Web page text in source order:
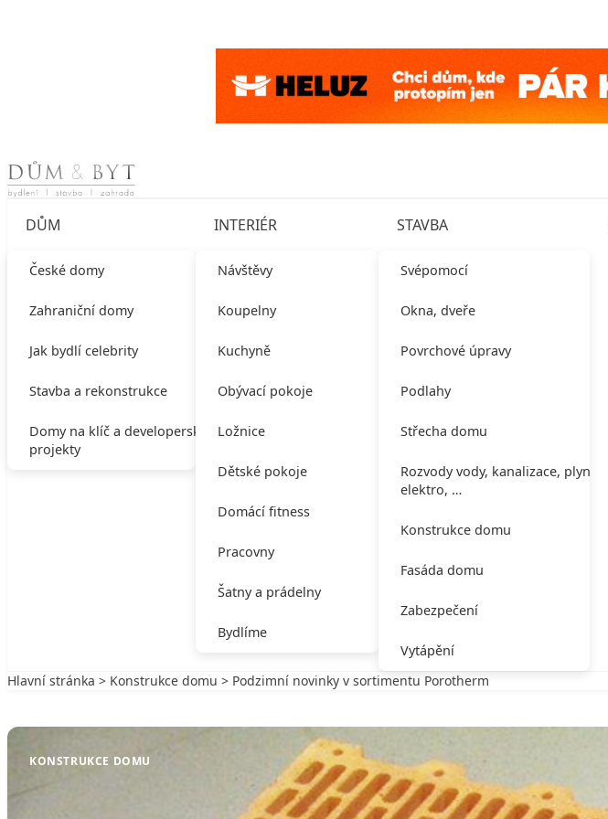
Skip to content
DŮM
České domy
Zahraniční domy
Jak bydlí celebrity
Stavba a rekonstrukce
Domy na klíč a developerské
projekty
INTERIÉR
Návštěvy
Koupelny
Kuchyně
Obývací pokoje
Ložnice
Dětské pokoje
Domácí fitness
Pracovny
Šatny a prádelny
Bydlíme
STAVBA
Svépomocí
Okna, dveře
Povrchové úpravy
Podlahy
Střecha domu
Rozvody vody, kanalizace, plynu,
elektro, …
Konstrukce domu
Fasáda domu
Zabezpečení
Vytápění
Hlavní stránka > Konstrukce domu > Podzimní novinky v sortimentu Porotherm
KONSTRUKCE DOMU